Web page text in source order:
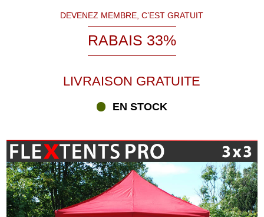
DEVENEZ MEMBRE, C’EST GRATUIT
RABAIS 33%
LIVRAISON GRATUITE
EN STOCK